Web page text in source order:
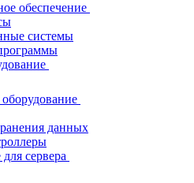
обеспечение
системы
данных
сервера